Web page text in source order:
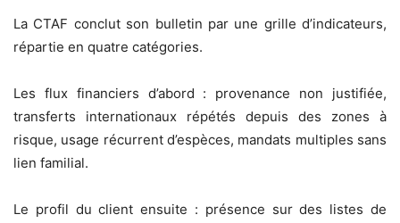
La CTAF conclut son bulletin par une grille d’indicateurs,
répartie en quatre catégories.
Les flux financiers d’abord : provenance non justifiée,
transferts internationaux répétés depuis des zones à
risque, usage récurrent d’espèces, mandats multiples sans
lien familial.
Le profil du client ensuite : présence sur des listes de